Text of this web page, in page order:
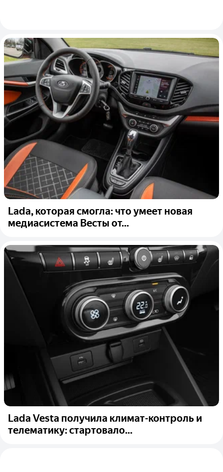
Lada, которая смогла: что умеет новая
медиасистема Весты от...
Lada Vesta получила климат-контроль и
телематику: стартовало...